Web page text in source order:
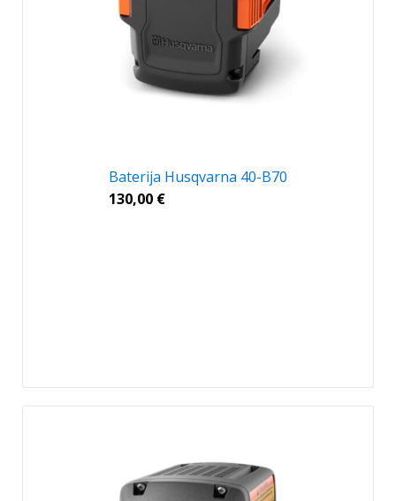
Baterija Husqvarna 40-B70
130,00 €